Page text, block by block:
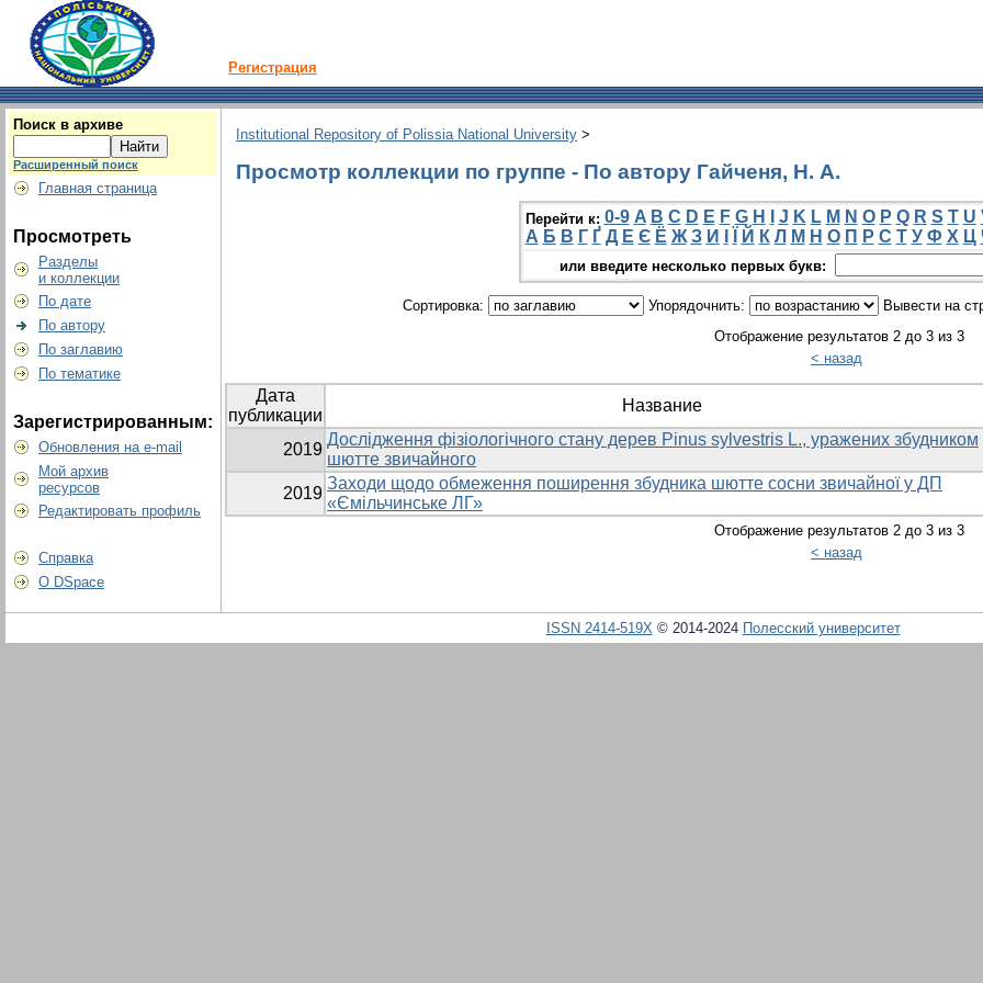
Регистрация
Поиск в архиве
Расширенный поиск
Главная страница
Просмотреть
Разделы
и коллекции
По дате
По автору
По заглавию
По тематике
Зарегистрированным:
Обновления на e-mail
Мой архив
ресурсов
Редактировать профиль
Справка
О DSpace
Institutional Repository of Polissia National University >
Просмотр коллекции по группе - По автору Гайченя, Н. А.
Перейти к: 0-9 A B C D E F G H J K L M N O P Q R S T U
А Б В Г Ґ Д Е Є Ё Ж З И Й К Л М Н О П Р С Т У Ф Х Ц
или введите несколько первых букв:
Сортировка: Упорядочнить: Вывести на
Отображение результатов 2 до 3 из 3
< назад
Дата
публикации
Название
2019
Дослідження фізіологічного стану дерев Pinus sylvestris L., уражених збудником
шютте звичайного
2019
Заходи щодо обмеження поширення збудника шютте сосни звичайної у ДП
«Ємільчинське ЛГ»
Отображение результатов 2 до 3 из 3
< назад
ISSN 2414-519X© 2014-2024 Полесский университет